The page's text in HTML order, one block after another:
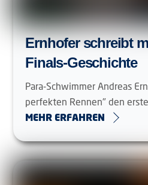
Ernhofer schreibt
Finals-Geschichte
Para-Schwimmer Andreas
perfekten Rennen" den
MEHR ERFAHREN